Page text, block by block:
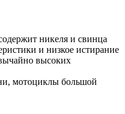
никеля и свинца
и низкое истирание
высоких
мотоциклы большой